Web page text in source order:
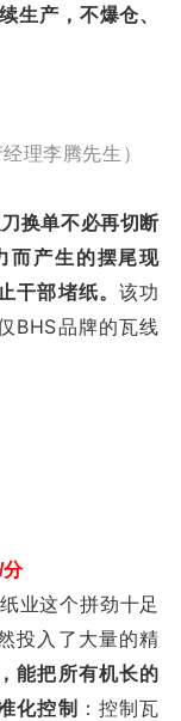
生产，不爆仓、
理李腾先生）
换单不必再切断
而产生的摆尾现
干部堵纸。该功
BHS品牌的瓦线
分
业这个拼劲十足
投入了大量的精
能把所有机长的
化控制 ：控制瓦